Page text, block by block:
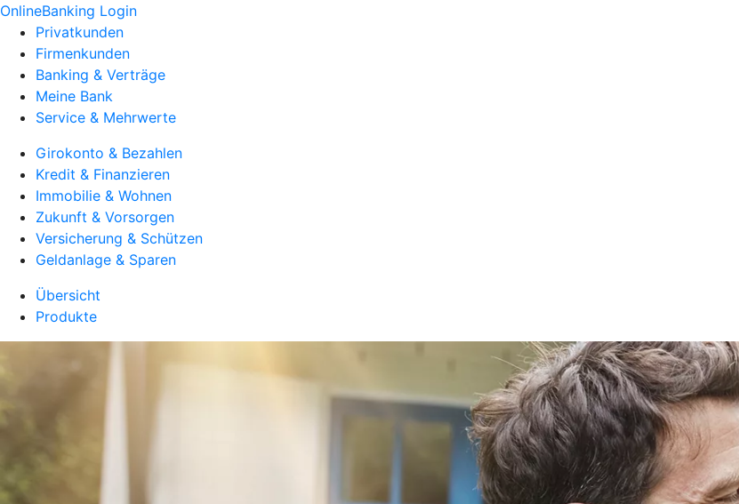
OnlineBanking Login
Privatkunden
Firmenkunden
Banking & Verträge
Meine Bank
Service & Mehrwerte
Girokonto & Bezahlen
Kredit & Finanzieren
Immobilie & Wohnen
Zukunft & Vorsorgen
Versicherung & Schützen
Geldanlage & Sparen
Übersicht
Produkte